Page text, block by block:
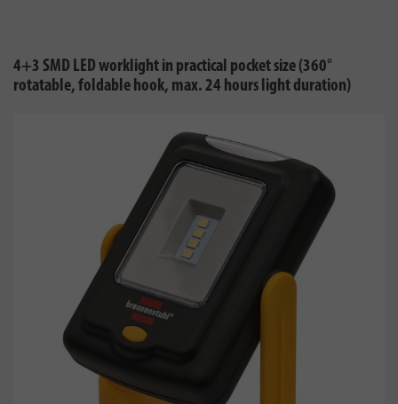
4+3 SMD LED worklight in practical pocket size (360°
rotatable, foldable hook, max. 24 hours light duration)